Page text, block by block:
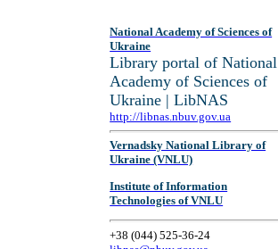
National Academy of Sciences of
Ukraine
Library portal of National
Academy of Sciences of
Ukraine | LibNAS
http://libnas.nbuv.gov.ua
Vernadsky National Library of
Ukraine (VNLU)
Institute of Information
Technologies of VNLU
+38 (044) 525-36-24